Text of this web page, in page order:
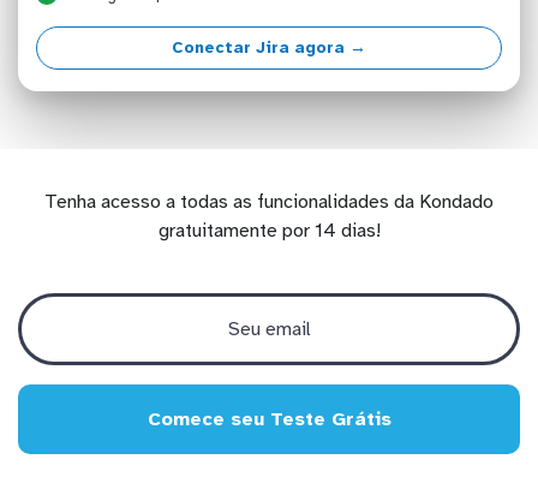
Conectar Jira agora →
Tenha acesso a todas as funcionalidades da Kondado
gratuitamente por 14 dias!
Comece seu Teste Grátis